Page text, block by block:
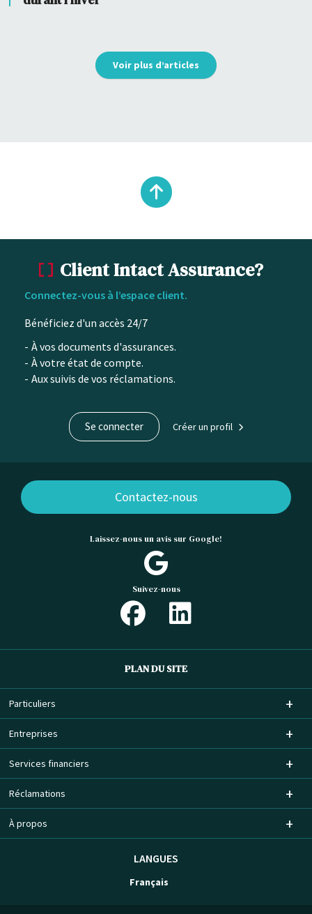
Voir plus d’articles
Remonter
en
haut
du
contenu
Contactez-nous
Client Intact Assurance?
Connectez-vous à l’espace client.
Bénéficiez d'un accès 24/7
À vos documents d'assurances.
À votre état de compte.
Aux suivis de vos réclamations.
Se connecter Créer un profil
Laissez-nous un avis sur Google!
Suivez-nous
PLAN DU SITE
Particuliers
Entreprises
Services financiers
Réclamations
À propos
LANGUES
Français